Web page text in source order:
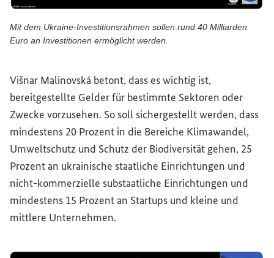
Mit dem Ukraine-Investitionsrahmen sollen rund 40 Milliarden
Euro an Investitionen ermöglicht werden.
Višnar Malinovská betont, dass es wichtig ist,
bereitgestellte Gelder für bestimmte Sektoren oder
Zwecke vorzusehen. So soll sichergestellt werden, dass
mindestens 20 Prozent in die Bereiche Klimawandel,
Umweltschutz und Schutz der Biodiversität gehen, 25
Prozent an ukrainische staatliche Einrichtungen und
nicht-kommerzielle substaatliche Einrichtungen und
mindestens 15 Prozent an Startups und kleine und
mittlere Unternehmen.